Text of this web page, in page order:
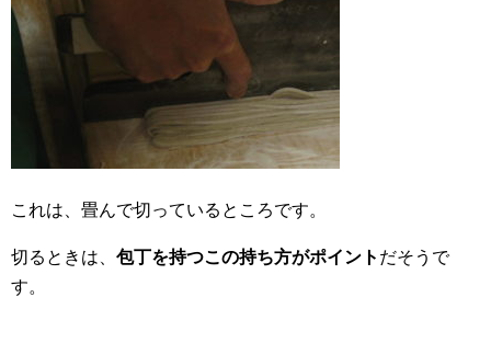
これは、畳んで切っているところです。
切るときは、 包丁を持つこの持ち方がポイント だそうで
す。